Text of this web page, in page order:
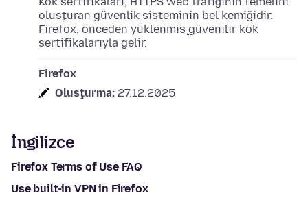
oluşturan güvenlik sisteminin bel kemiğidir.
Firefox, önceden yüklenmiş güvenilir kök
sertifikalarıyla gelir.
Firefox
Oluşturma: 27.12.2025
İngilizce
Firefox Terms of Use FAQ
Use built-in VPN in Firefox